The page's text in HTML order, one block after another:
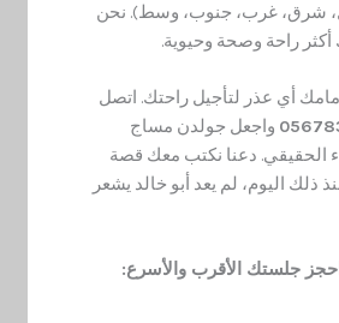
شرق، غرب، جنوب، وسط). نحن
أكثر راحة وصحة وحيوية.
أي عذر لتأجيل راحتك. اتصل
واجعل جولدن مساج
الحقيقي. دعنا نكتب معك قصة
ذلك اليوم، لم يعد أبو خالد يشعر
جلستك الأقرب والأسرع: